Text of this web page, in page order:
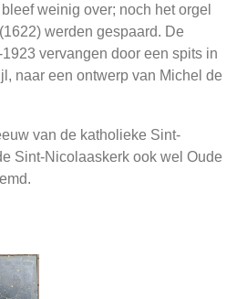
weinig over; noch het orgel
werden gespaard. De
vervangen door een spits in
naar een ontwerp van Michel de
van de katholieke Sint-
Sint-Nicolaaskerk ook wel Oude